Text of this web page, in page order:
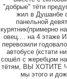
"добрые" тёти
жил в Душанбе
панельной
курятник(примерно
овец.... на 4 этаже
перевозили
автобусе (кстати
сошёл с жеребцом
тётям, ВЫ ХОТИТЕ
мы этого и